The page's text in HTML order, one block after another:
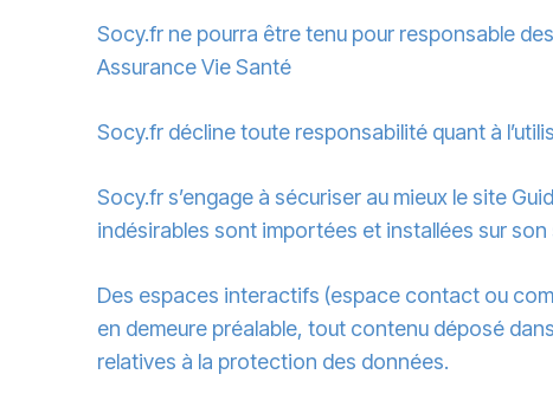
Socy.fr ne pourra être tenu pour responsable
Assurance Vie Santé
Socy.fr décline toute responsabilité quant à
Socy.fr s’engage à sécuriser au mieux le site
indésirables sont importées et installées sur son
Des espaces interactifs (espace contact ou
en demeure préalable, tout contenu déposé
relatives à la protection des données.